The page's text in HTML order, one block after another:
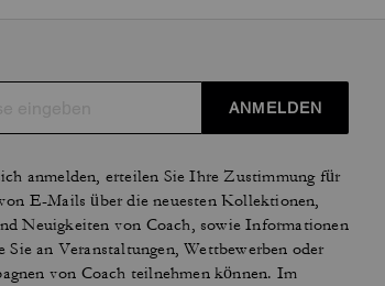
ANMELDEN
anmelden, erteilen Sie Ihre Zustimmung für
E-Mails über die neuesten Kollektionen,
Neuigkeiten von Coach, sowie Informationen
Sie an Veranstaltungen, Wettbewerben oder
von Coach teilnehmen können. Im